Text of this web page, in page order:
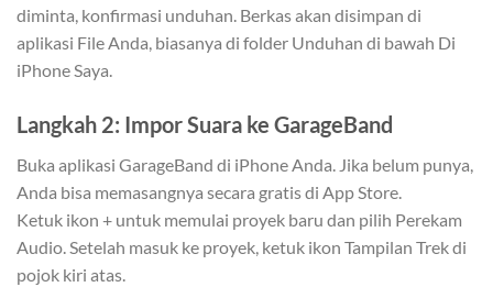
diminta, konfirmasi unduhan. Berkas akan disimpan di
aplikasi File Anda, biasanya di folder Unduhan di bawah Di
iPhone Saya.
Langkah 2: Impor Suara ke GarageBand
Buka aplikasi GarageBand di iPhone Anda. Jika belum punya,
Anda bisa memasangnya secara gratis di App Store.
Ketuk ikon + untuk memulai proyek baru dan pilih Perekam
Audio. Setelah masuk ke proyek, ketuk ikon Tampilan Trek di
pojok kiri atas.